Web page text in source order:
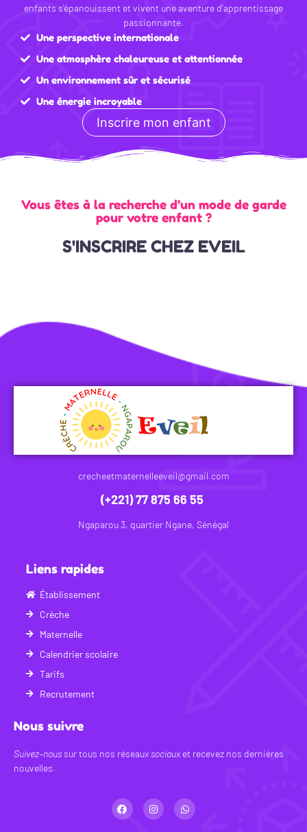
enfants s’épanouissent et vivent une aventure d’apprentissage
passionnante.
Une perspective internationale
Une atmosphère chaleureuse et attentionnée
Un environnement sûr et sécurisé
Une énergie incroyable
Inscrire mon enfant
Vous êtes à la recherche d’un mode de garde
pour votre enfant ?
S'INSCRIRE CHEZ EVEIL
crecheetmaternelleeveil@gmail.com
(+221) 77 875 66 55
Ngaparou 3, quartier Ngane, Sénégal
Liens rapides
Établissement
Crèche
Maternelle
Calendrier scolaire
Tarifs
Recrutement
Nous suivre
Suivez–nous sur tous nos réseauxsociauxet recevez nos dernières
nouvelles.